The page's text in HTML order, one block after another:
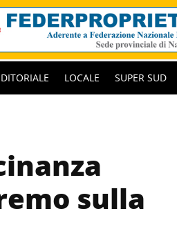
LOCALE SUPER SUD
sulla